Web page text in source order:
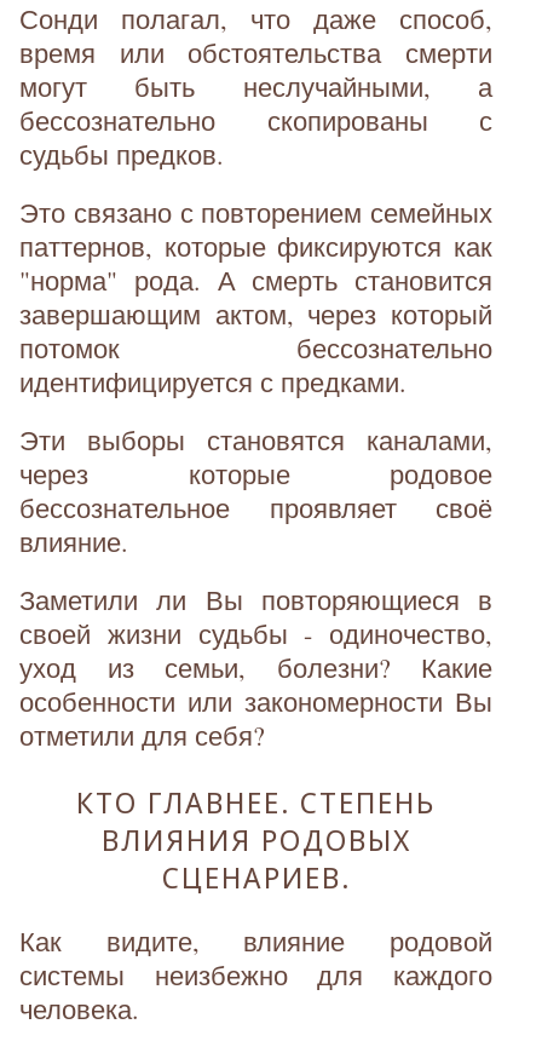
Сонди полагал, что даже способ,
время или обстоятельства смерти
могут быть неслучайными, а
бессознательно скопированы с
судьбы предков.
Это связано с повторением семейных
паттернов, которые фиксируются как
"норма" рода. А смерть становится
завершающим актом, через который
потомок бессознательно
идентифицируется с предками.
Эти выборы становятся каналами,
через которые родовое
бессознательное проявляет своё
влияние.
Заметили ли Вы повторяющиеся в
своей жизни судьбы - одиночество,
уход из семьи, болезни? Какие
особенности или закономерности Вы
отметили для себя?
КТО ГЛАВНЕЕ. СТЕПЕНЬ
ВЛИЯНИЯ РОДОВЫХ
СЦЕНАРИЕВ.
Как видите, влияние родовой
системы неизбежно для каждого
человека.